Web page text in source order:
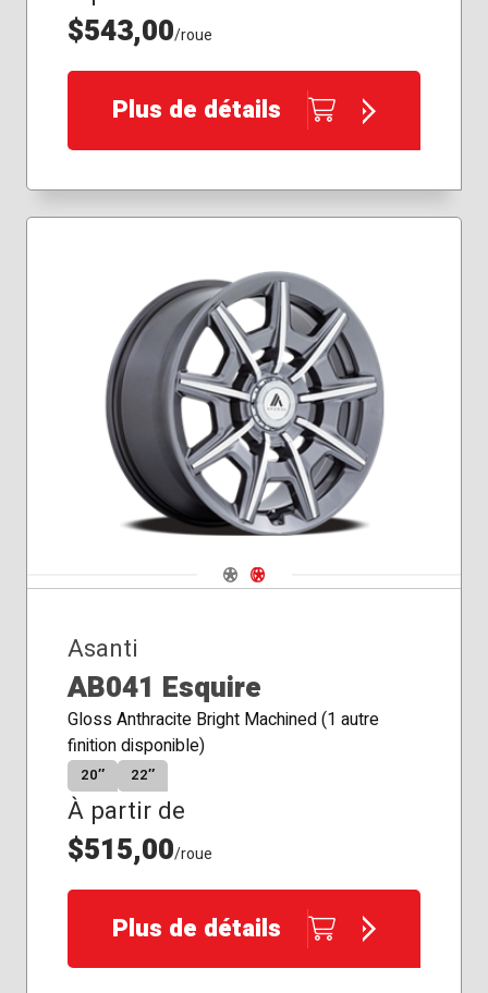
$543,00/roue
Plus de détails
Navigate 1
Navigate 2
Asanti
AB041 Esquire
Gloss Anthracite Bright Machined (1 autre
finition disponible)
20″ 22″
À partir de
$515,00/roue
Plus de détails